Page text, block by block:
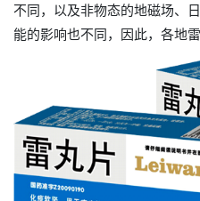
不同，以及非物态的地磁场、
能的影响也不同，因此，各地